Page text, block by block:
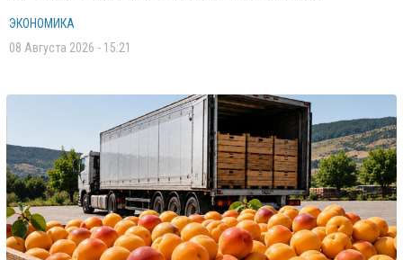
ЭКОНОМИКА
08 Августа 2026 - 15:21